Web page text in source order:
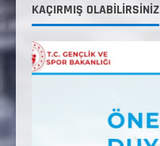
KAÇIRMIŞ OLABILIRSINIZ